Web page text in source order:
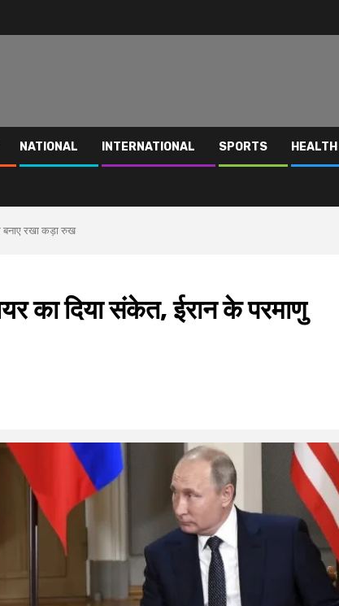
NATIONAL INTERNATIONAL SPORTS HEALTH
बनाए रखा कड़ा रुख
का दिया संकेत, ईरान के परमाणु